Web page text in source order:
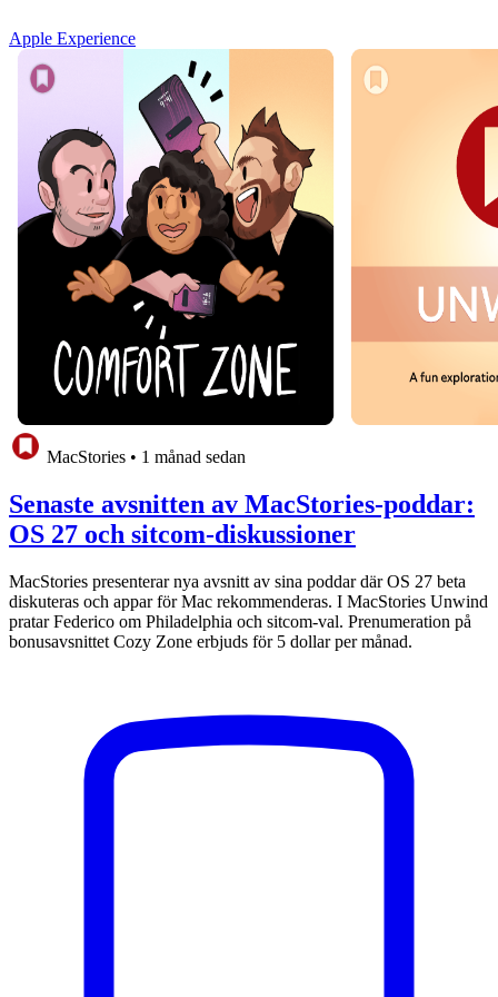
Apple Experience
MacStories • 1 månad sedan
Senaste avsnitten av MacStories-poddar:
OS 27 och sitcom-diskussioner
MacStories presenterar nya avsnitt av sina poddar där OS 27 beta
diskuteras och appar för Mac rekommenderas. I MacStories Unwind
pratar Federico om Philadelphia och sitcom-val. Prenumeration på
bonusavsnittet Cozy Zone erbjuds för 5 dollar per månad.